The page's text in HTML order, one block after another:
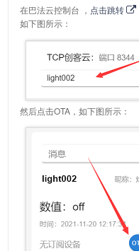
在巴法云控制台 ， 点击跳转
如下图所示：
然后点击OTA，如下图所示：